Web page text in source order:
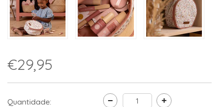
€29,95
Quantidade: